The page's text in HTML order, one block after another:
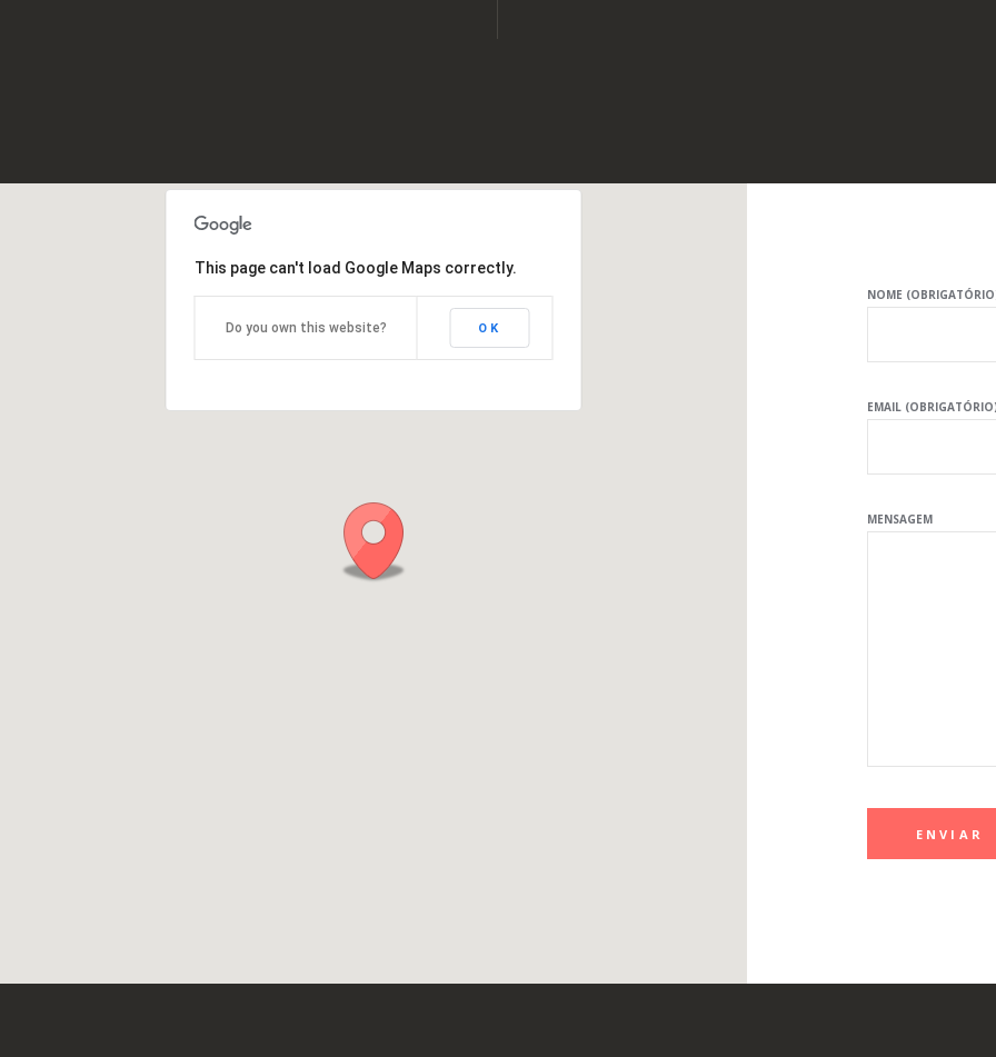
This page can't load Google Maps correctly.
Do you own this website? OK
NOME
EMAIL
MENSAGEM